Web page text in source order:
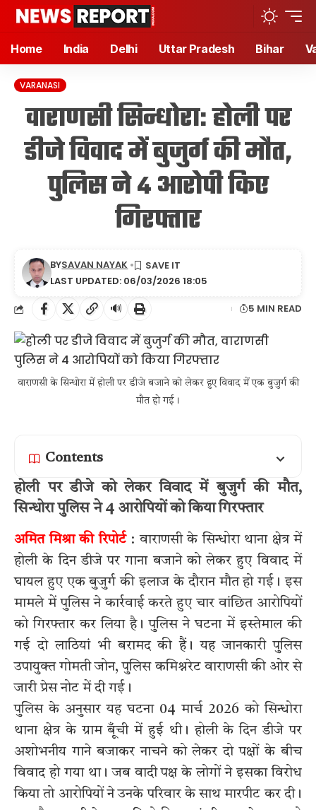
Home India Delhi Uttar Pradesh Bihar
VARANASI
वाराणसी सिन्धोरा: होली पर
डीजे विवाद में बुजुर्ग की मौत,
पुलिस ने 4 आरोपी किए
गिरफ्तार
LAST UPDATED: 06/03/2026 18:05
BYSAVAN NAYAK
🔊 5 MIN READ
वाराणसी के सिन्धोरा में होली पर डीजे बजाने को लेकर हुए विवाद में एक बुजुर्ग की
मौत हो गई।
Contents
होली पर डीजे को लेकर विवाद में बुजुर्ग की मौत,
सिन्धोरा पुलिस ने 4 आरोपियों को किया गिरफ्तार
अमित मिश्रा की रिपोर्ट : वाराणसी के सिन्धोरा थाना क्षेत्र में
होली के दिन डीजे पर गाना बजाने को लेकर हुए विवाद में
घायल हुए एक बुजुर्ग की इलाज के दौरान मौत हो गई। इस
मामले में पुलिस ने कार्रवाई करते हुए चार वांछित आरोपियों
को गिरफ्तार कर लिया है। पुलिस ने घटना में इस्तेमाल की
गई दो लाठियां भी बरामद की हैं। यह जानकारी पुलिस
उपायुक्त गोमती जोन, पुलिस कमिश्नरेट वाराणसी की ओर से
जारी प्रेस नोट में दी गई।
पुलिस के अनुसार यह घटना 04 मार्च 2026 को सिन्धोरा
थाना क्षेत्र के ग्राम बूँची में हुई थी। होली के दिन डीजे पर
अशोभनीय गाने बजाकर नाचने को लेकर दो पक्षों के बीच
विवाद हो गया था। जब वादी पक्ष के लोगों ने इसका विरोध
किया तो आरोपियों ने उनके परिवार के साथ मारपीट कर दी।